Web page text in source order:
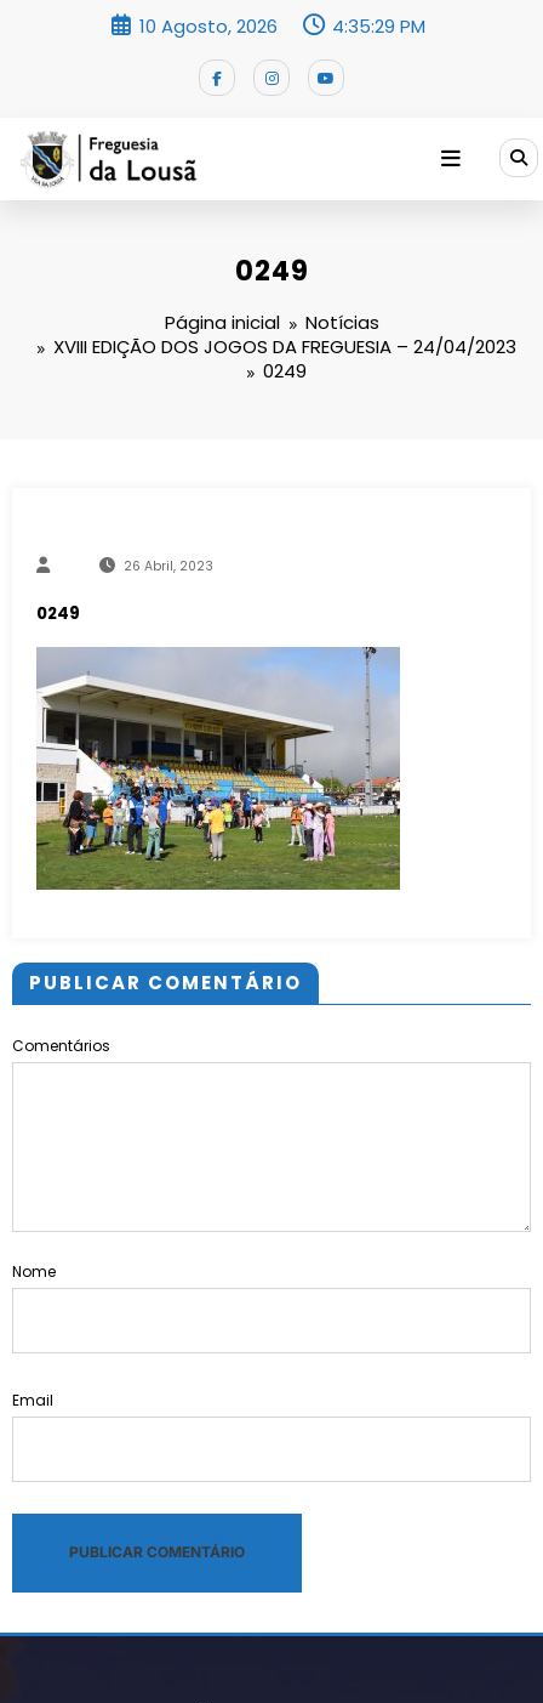
10 Agosto, 2026 4:35:30 PM
0249
Página inicial
Notícias
XVIII EDIÇÃO DOS JOGOS DA FREGUESIA – 24/04/2023
0249
26 Abril, 2023
0249
PUBLICAR COMENTÁRIO
Comentários
Nome
Email